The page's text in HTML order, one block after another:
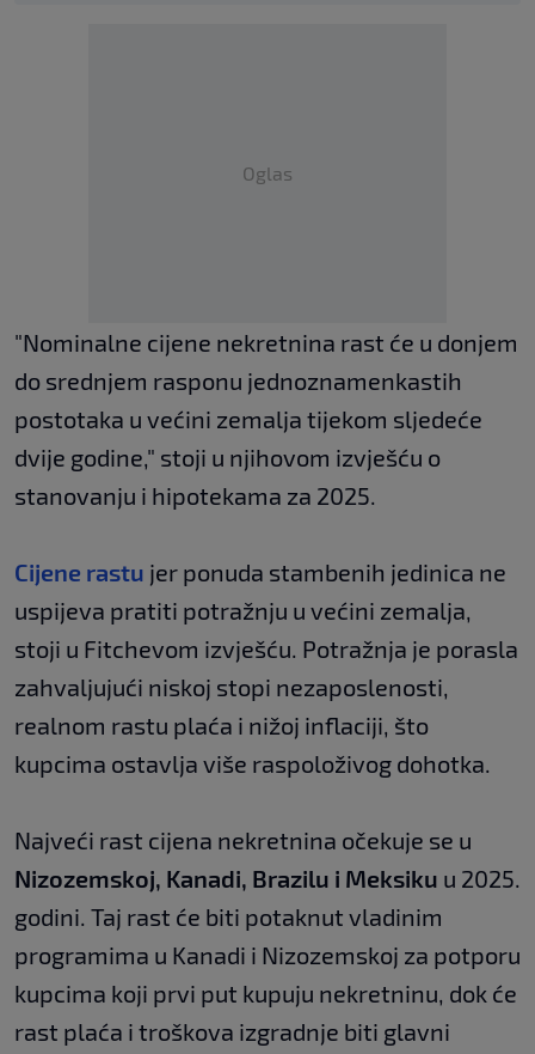
Oglas
"Nominalne cijene nekretnina rast će u donjem
do srednjem rasponu jednoznamenkastih
postotaka u većini zemalja tijekom sljedeće
dvije godine," stoji u njihovom izvješću o
stanovanju i hipotekama za 2025.
Cijene rastu jer ponuda stambenih jedinica ne
uspijeva pratiti potražnju u većini zemalja,
stoji u Fitchevom izvješću. Potražnja je porasla
zahvaljujući niskoj stopi nezaposlenosti,
realnom rastu plaća i nižoj inflaciji, što
kupcima ostavlja više raspoloživog dohotka.
Najveći rast cijena nekretnina očekuje se u
Nizozemskoj, Kanadi, Brazilu i Meksiku u 2025.
godini. Taj rast će biti potaknut vladinim
programima u Kanadi i Nizozemskoj za potporu
kupcima koji prvi put kupuju nekretninu, dok će
rast plaća i troškova izgradnje biti glavni